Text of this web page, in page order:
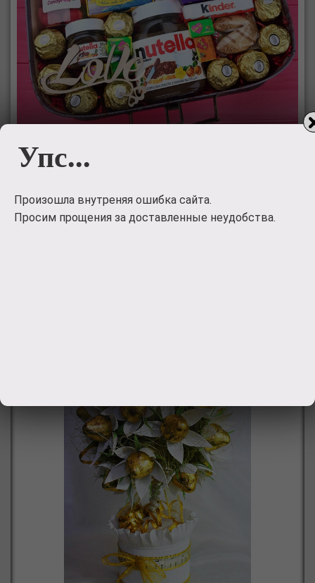
сладостей
Упс...
Произошла внутреняя ошибка сайта.
Просим прощения за доставленные неудобства.